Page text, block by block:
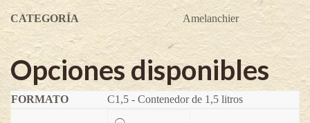
CATEGORÍA Amelanchier
Opciones disponibles
C1,5 - Contenedor de 1,5 litros